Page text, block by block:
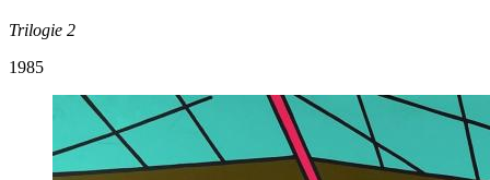
Trilogie 2
1985